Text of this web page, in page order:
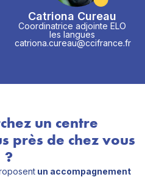
Catriona Cureau
Coordinatrice adjointe ELO
les langues
catriona.cureau@ccifrance.fr
un centre
près de chez vous
?
un accompagnement